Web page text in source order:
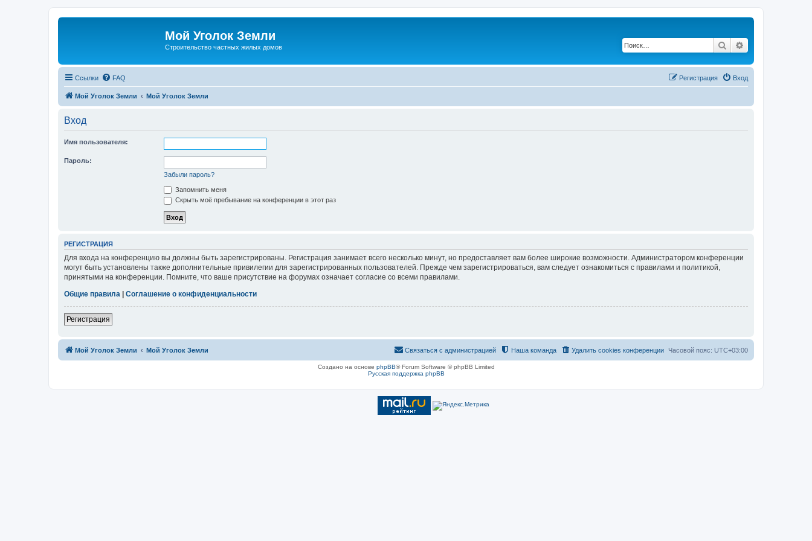
Мой Уголок Земли
Cтроительство частных жилых домов Поиск
Ссылки FAQ Вход
Регистрация
Мой Уголок Земли Мой Уголок Земли
Вход
Имя пользователя:
Пароль:
Забыли пароль?
Запомнить меня
Скрыть моё пребывание на конференции в этот раз
РЕГИСТРАЦИЯ
Для входа на конференцию вы должны быть зарегистрированы. Регистрация занимает всего несколько минут, но предоставляет вам более широкие возможности. Администратором конференции
могут быть установлены также дополнительные привилегии для зарегистрированных пользователей. Прежде чем зарегистрироваться, вам следует ознакомиться с правилами и политикой,
принятыми на конференции. Помните, что ваше присутствие на форумах означает согласие со всеми правилами.
Общие правила
Соглашение о конфиденциальности
Регистрация
Мой Уголок Земли Мой Уголок Земли Часовой пояс: UTC+03:00
Удалить cookies конференции
Наша команда
Связаться с администрацией
Создано на основе phpBB® Forum Software © phpBB Limited
Русская поддержка phpBB